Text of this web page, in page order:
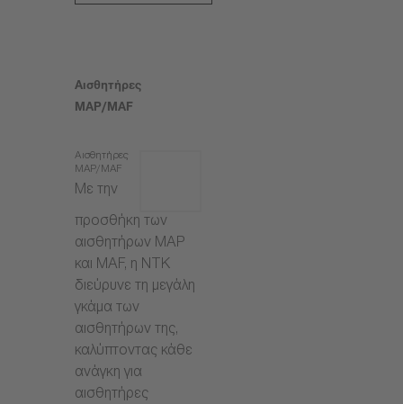
Αισθητήρες
MAP/MAF
Αισθητήρες
MAP/MAF
Με την
προσθήκη των
αισθητήρων MAP
και MAF, η NTK
διεύρυνε τη μεγάλη
γκάμα των
αισθητήρων της,
καλύπτοντας κάθε
ανάγκη για
αισθητήρες